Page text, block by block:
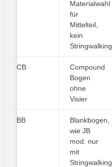
Materialwahl
für
Mittelteil,
kein
Stringwalking
CB
Compound
Bogen
ohne
Visier
BB
Blankbogen,
wie JB
mod. nur
mit
Stringwalking